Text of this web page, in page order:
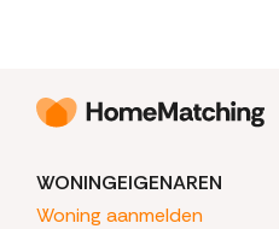
WONINGEIGENAREN
Woning aanmelden